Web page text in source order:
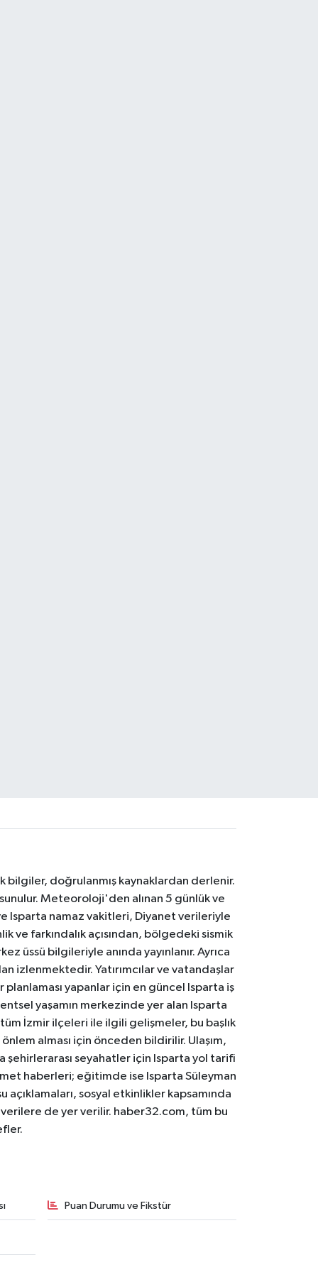
bilgiler, doğrulanmış kaynaklardan derlenir.
Meteoroloji'den alınan 5 günlük ve
Isparta namaz vakitleri, Diyanet verileriyle
ve farkındalık açısından, bölgedeki sismik
üssü bilgileriyle anında yayınlanır. Ayrıca
izlenmektedir. Yatırımcılar ve vatandaşlar
planlaması yapanlar için en güncel Isparta iş
yaşamın merkezinde yer alan Isparta
tüm İzmir ilçeleri ile ilgili gelişmeler, bu başlık
alması için önceden bildirilir. Ulaşım,
şehirlerarası seyahatler için Isparta yol tarifi
haberleri; eğitimde ise Isparta Süleyman
sosyal etkinlikler kapsamında
de yer verilir. haber32.com, tüm bu
Puan Durumu ve Fikstür